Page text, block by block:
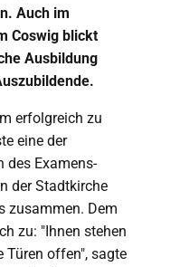
Auch im
Coswig blickt
Ausbildung
erfolgreich zu
eine der
des Examens-
der Stadtkirche
zusammen. Dem
zu: "Ihnen stehen
Türen offen", sagte